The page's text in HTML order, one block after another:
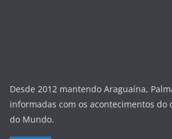
Desde 2012 mantendo Araguaína,
informadas com os acontecimentos do
do Mundo.